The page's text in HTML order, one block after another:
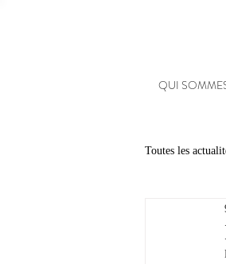
QUI
Toutes les
Chambre